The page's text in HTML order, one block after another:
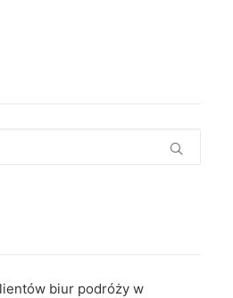
biur podróży w